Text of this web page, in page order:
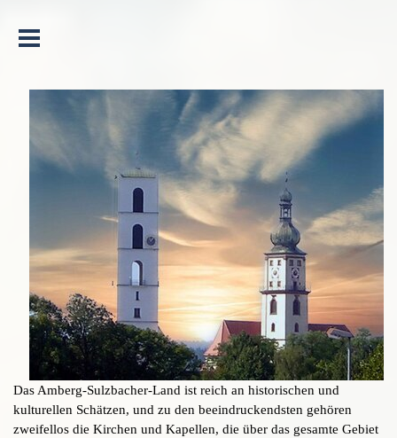
Das Amberg-Sulzbacher-Land ist reich an historischen und
kulturellen Schätzen, und zu den beeindruckendsten gehören
zweifellos die Kirchen und Kapellen, die über das gesamte Gebiet